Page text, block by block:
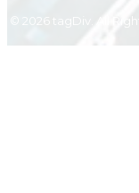
© 2026 tagDiv. All